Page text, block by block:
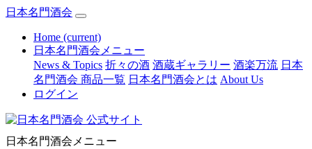
日本名門酒会
Home (current)
日本名門酒会メニュー
News & Topics 折々の酒 酒蔵ギャラリー 酒楽万流 日本
名門酒会 商品一覧 日本名門酒会とは About Us
ログイン
日本名門酒会メニュー